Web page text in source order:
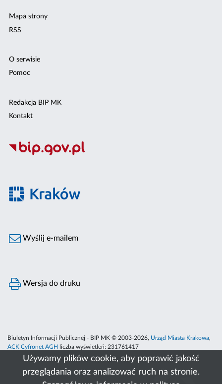
Używamy plików cookie, aby poprawić jakość
przeglądania oraz analizować ruch na stronie.
Mapa strony
RSS
O serwisie
Pomoc
Redakcja BIP MK
Kontakt
Wyślij e-mailem
Wersja do druku
Biuletyn Informacji Publicznej - BIP MK © 2003-2026, Urząd Miasta Krakowa,
ACK Cyfronet AGH
liczba wyświetleń: 231761417